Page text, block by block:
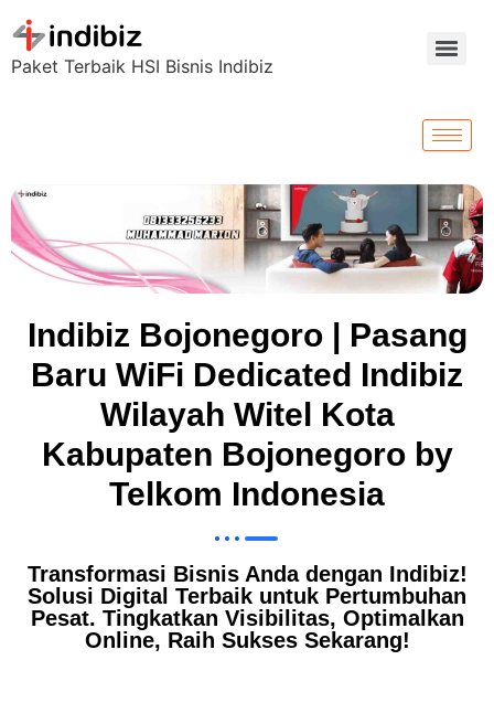
Paket Terbaik HSI Bisnis Indibiz
Indibiz Bojonegoro | Pasang
Baru WiFi Dedicated Indibiz
Wilayah Witel Kota
Kabupaten Bojonegoro by
Telkom Indonesia
Transformasi Bisnis Anda dengan Indibiz!
Solusi Digital Terbaik untuk Pertumbuhan
Pesat. Tingkatkan Visibilitas, Optimalkan
Online, Raih Sukses Sekarang!